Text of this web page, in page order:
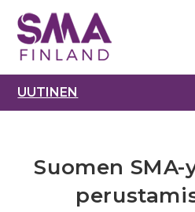
suoraan
sisältöön
UUTINEN
Suomen